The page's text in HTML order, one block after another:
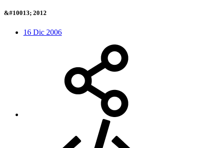
&#10013; 2012
16 Dic 2006